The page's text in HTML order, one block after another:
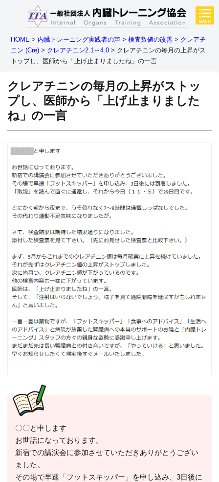
HOME > 内臓トレーニング実践者の声 >検査数値の改善 > クレアチ
ニン (Cre) > クレアチニン2.1～4.0 > クレアチニンの毎月の上昇がス
トップし、医師から「上げ止まりましたね」の一言
クレアチニンの毎月の上昇がストッ
プし、医師から「上げ止まりました
ね」の一言
〇〇と申します
お世話になっております。
新宿での講演会に参加させていただきありがとうござい
ました。
その場で早速「フットスキッパー」を申し込み、3日後に